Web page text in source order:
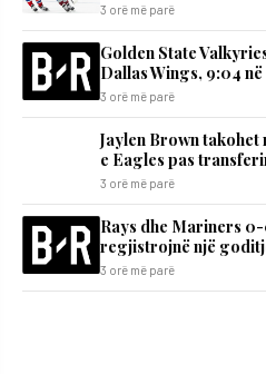
3 orë më parë
Golden State
Dallas Wings, 9:04
3 orë më parë
Jaylen Brown takohet
e Eagles pas
3 orë më parë
Rays dhe Mariners
regjistrojnë një
3 orë më parë